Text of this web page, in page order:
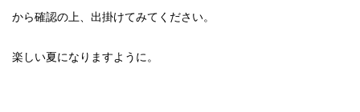
から確認の上、出掛けてみてください。
楽しい夏になりますように。